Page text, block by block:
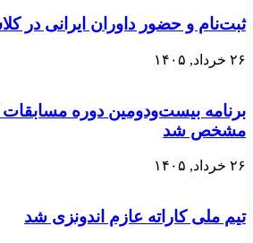
ثبت‌نام و حضور داوران ایرانی در
۲۶ خرداد, ۱۴۰۵
برنامه بیست‌ودومین دوره مسابقات
مشخص شد
۲۶ خرداد, ۱۴۰۵
تیم ملی کاراته عازم اندونزی شد